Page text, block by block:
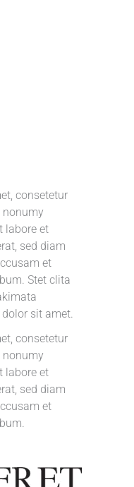
consetetur
nonumy
labore et
sed diam
et
Stet clita
sit amet.
consetetur
nonumy
labore et
sed diam
et